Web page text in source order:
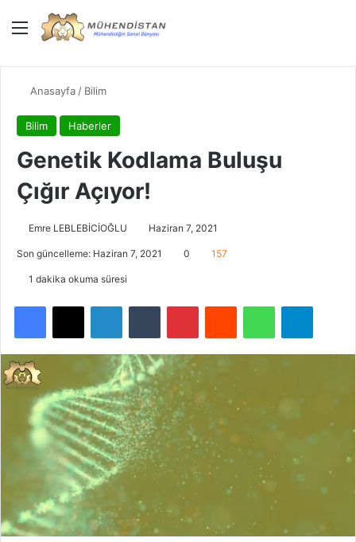
Menü
Anasayfa / Bilim
Bilim Haberler
Genetik Kodlama Buluşu
Çığır Açıyor!
Emre LEBLEBİCİOĞLU Haziran 7, 2021
Son güncelleme: Haziran 7, 2021 0 157
1 dakika okuma süresi
Facebook
X LinkedInTumblr PinterestReddit WhatsApp